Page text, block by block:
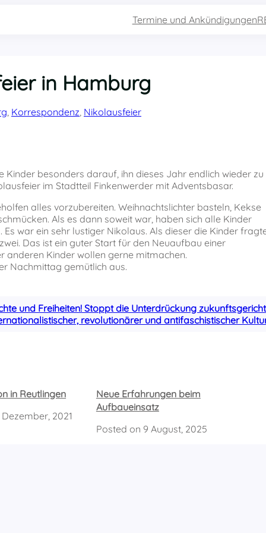
Termine und Ankündigungen
in Hamburg
, Korrespondenz, Nikolausfeier
besonders darauf, ihn dieses Jahr endlich wieder zu
im Stadtteil Finkenwerder mit Adventsbasar.
alles vorzubereiten. Weihnachtslichter basteln, Kekse
Als es dann soweit war, haben sich alle Kinder
war ein sehr lustiger Nikolaus. Als dieser die Kinder
Das ist ein guter Start für den Neuaufbau einer
anderen Kinder wollen gerne mitmachen.
Nachmittag gemütlich aus.
und Freiheiten! Stoppt die Unterdrückung
revolutionärer und antifaschistischer
in Reutlingen
2021
Neue Erfahrungen beim
Aufbaueinsatz
Posted on 9 August, 2025